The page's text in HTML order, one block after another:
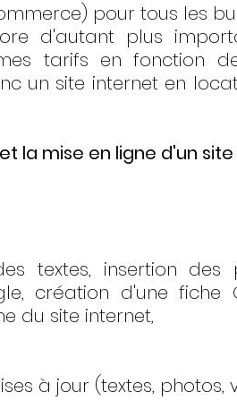
pour tous les
d'autant plus
tarifs en fonction
un site internet en
la mise en ligne d'un site
textes, insertion des
création d'une fiche
du site internet,
à jour (textes, photos,